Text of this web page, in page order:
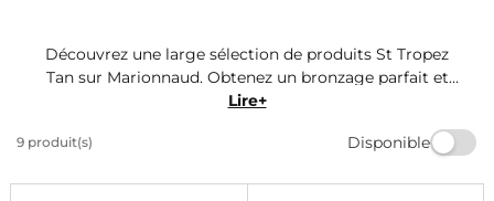
Découvrez une large sélection de produits St Tropez
Tan sur Marionnaud. Obtenez un bronzage parfait et
naturel avec nos lotions, mousses et sprays
de qualité pour un teint éclatant toute l'année. Faites
Lire+
9 produit(s) Disponible